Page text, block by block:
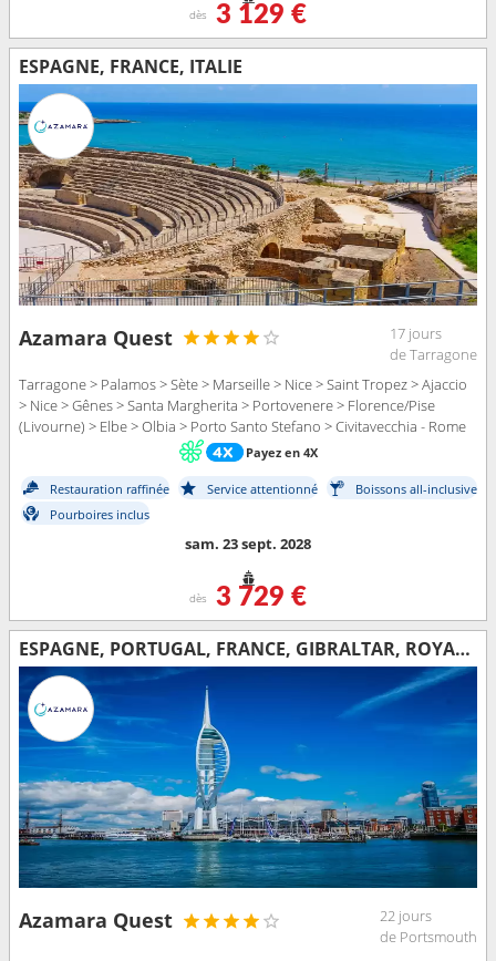
dès 3 129 €
ESPAGNE, FRANCE, ITALIE
Azamara Quest
17 jours
de Tarragone
Tarragone > Palamos > Sète > Marseille > Nice > Saint Tropez > Ajaccio
> Nice > Gênes > Santa Margherita > Portovenere > Florence/Pise
(Livourne) > Elbe > Olbia > Porto Santo Stefano > Civitavecchia - Rome
Payez en 4X
Restauration raffinée Service attentionné
Boissons all-inclusive
Pourboires inclus
sam. 23 sept. 2028
dès 3 729 €
ESPAGNE, PORTUGAL, FRANCE, GIBRALTAR, ROYAUME-UNI
Azamara Quest
22 jours
de Portsmouth